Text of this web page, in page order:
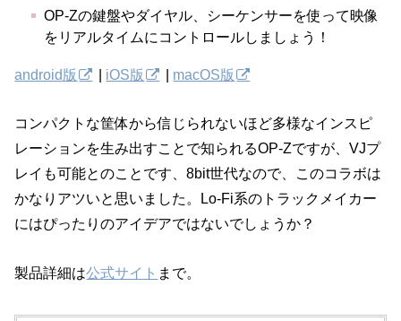
OP-Zの鍵盤やダイヤル、シーケンサーを使って映像
をリアルタイムにコントロールしましょう！
android版 | iOS版 | macOS版
コンパクトな筐体から信じられないほど多様なインスピ
レーションを生み出すことで知られるOP-Zですが、VJプ
レイも可能とのことです、8bit世代なので、このコラボは
かなりアツいと思いました。Lo-Fi系のトラックメイカー
にはぴったりのアイデアではないでしょうか？
製品詳細は公式サイト まで。